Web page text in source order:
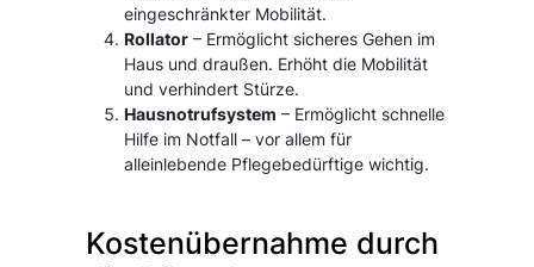
eingeschränkter Mobilität.
Rollator – Ermöglicht sicheres Gehen im
Haus und draußen. Erhöht die Mobilität
und verhindert Stürze.
Hausnotrufsystem – Ermöglicht schnelle
Hilfe im Notfall – vor allem für
alleinlebende Pflegebedürftige wichtig.
Kostenübernahme durch